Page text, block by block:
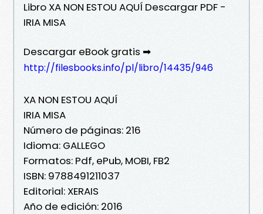
Libro XA NON ESTOU AQUÍ Descargar PDF -
IRIA MISA
Descargar eBook gratis ➡
http://filesbooks.info/pl/libro/14435/946
XA NON ESTOU AQUÍ
IRIA MISA
Número de páginas: 216
Idioma: GALLEGO
Formatos: Pdf, ePub, MOBI, FB2
ISBN: 9788491211037
Editorial: XERAIS
Año de edición: 2016